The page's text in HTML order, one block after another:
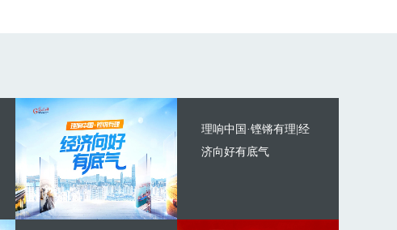
理响中国·铿锵有理|经
济向好有底气